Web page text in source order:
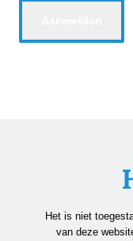
Het is niet
van deze